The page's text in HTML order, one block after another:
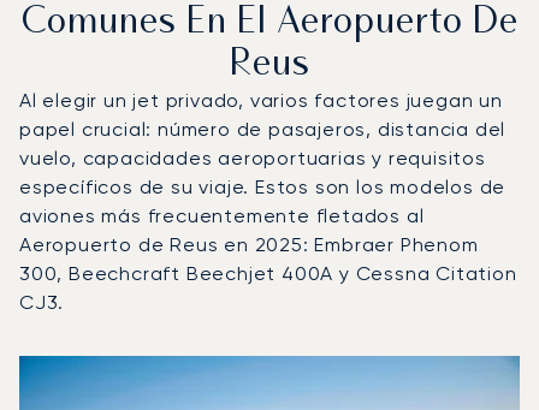
Comunes En El Aeropuerto De
Reus
Al elegir un jet privado, varios factores juegan un
papel crucial: número de pasajeros, distancia del
vuelo, capacidades aeroportuarias y requisitos
específicos de su viaje. Estos son los modelos de
aviones más frecuentemente fletados al
Aeropuerto de Reus en 2025: Embraer Phenom
300, Beechcraft Beechjet 400A y Cessna Citation
CJ3.
Foto de la aeronaveModelo de aeronave
Asientos
Velocidad (km/h)
Velocidad (nudos)